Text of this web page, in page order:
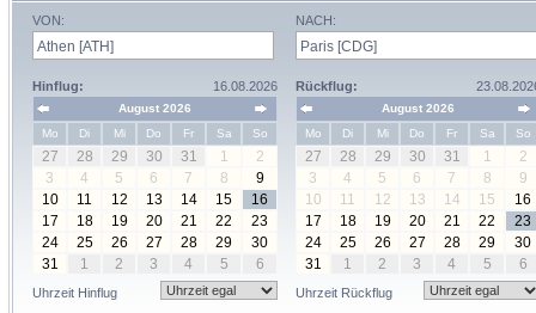
VON:
Hinflug: 16.08.2026
August 2026
Mo
Di Mi Do Fr Sa So
27 28 29 30 31 1
2
3
4 5 6 7 8
9
10
11 12 13 14 15
16
17
18 19 20 21 22
23
24
25 26 27 28 29
30
31
1 2 3 4 5 6
Uhrzeit Hinflug
NACH:
Rückflug:
August 2026
Mo
Di Mi Do Fr Sa So
27 28 29 30 31 1
2
3
4 5 6 7 8
9
10
11 12 13 14 15
16
17
18 19 20 21 22
23
24
25 26 27 28 29
30
31
1 2 3 4 5 6
Uhrzeit Rückflug